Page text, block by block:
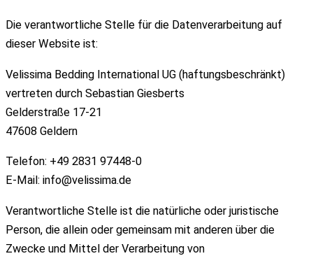
Die verantwortliche Stelle für die Datenverarbeitung auf
dieser Website ist:
Velissima Bedding International UG (haftungsbeschränkt)
vertreten durch Sebastian Giesberts
Gelderstraße 17-21
47608 Geldern
Telefon: +49 2831 97448-0
E-Mail: info@velissima.de
Verantwortliche Stelle ist die natürliche oder juristische
Person, die allein oder gemeinsam mit anderen über die
Zwecke und Mittel der Verarbeitung von